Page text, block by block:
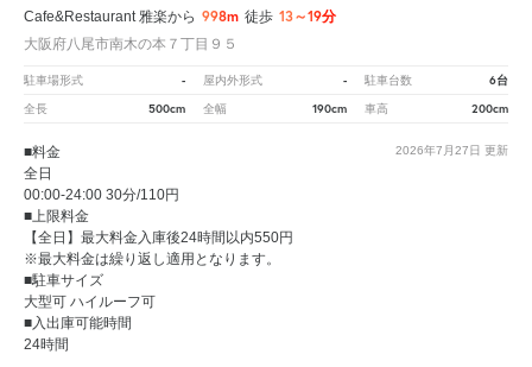
Cafe&Restaurant 雅楽から 998m 徒歩 13～19分
大阪府八尾市南木の本７丁目９５
駐車場形式 - 屋内外形式 - 駐車台数 6台
全長 500cm 全幅 190cm 車高 200cm
2026年7月27日 更新
■料金
全日
00:00-24:00 30分/110円
■上限料金
【全日】最大料金入庫後24時間以内550円
※最大料金は繰り返し適用となります。
■駐車サイズ
大型可 ハイルーフ可
■入出庫可能時間
24時間